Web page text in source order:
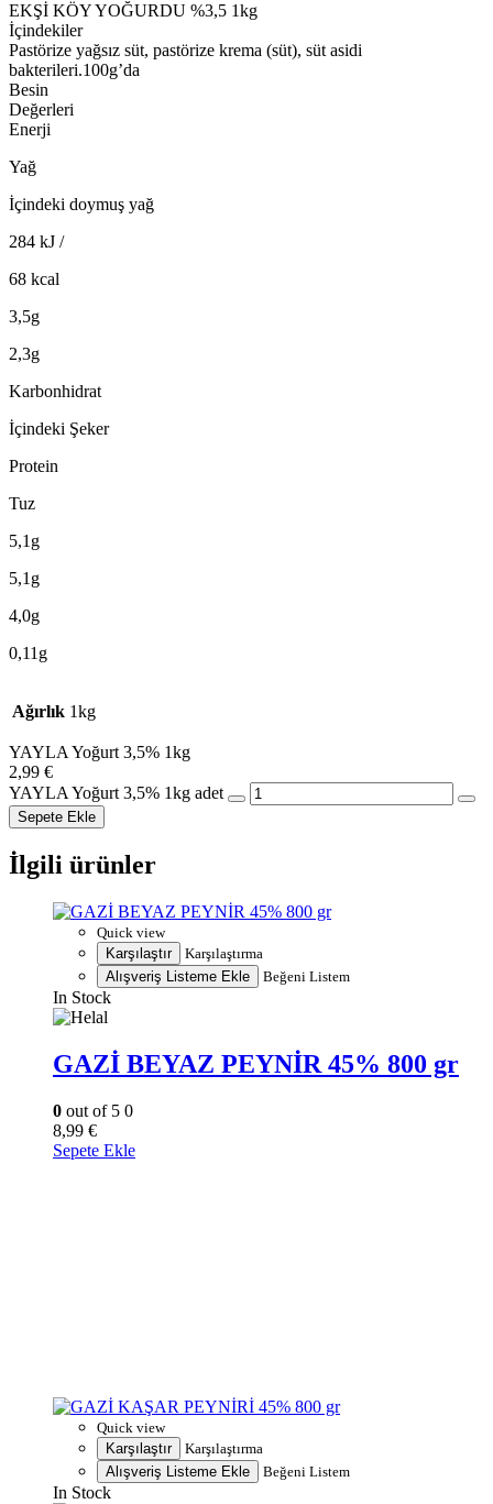
EKŞİ KÖY YOĞURDU %3,5 1kg
İçindekiler
Pastörize yağsız süt, pastörize krema (süt), süt asidi
bakterileri.100g’da
Besin
Değerleri
Enerji
Yağ
İçindeki doymuş yağ
284 kJ /
68 kcal
3,5g
2,3g
Karbonhidrat
İçindeki Şeker
Protein
Tuz
5,1g
5,1g
4,0g
0,11g
Ağırlık 1kg
YAYLA Yoğurt 3,5% 1kg
2,99 €
YAYLA Yoğurt 3,5% 1kg adet
Sepete Ekle
İlgili ürünler
Quick view
Karşılaştır
Karşılaştırma
Alışveriş Listeme Ekle
Beğeni Listem
In Stock
GAZİ BEYAZ PEYNİR 45% 800 gr
0 out of 5 0
8,99 €
Sepete Ekle
Quick view
Karşılaştır
Karşılaştırma
Alışveriş Listeme Ekle
Beğeni Listem
In Stock